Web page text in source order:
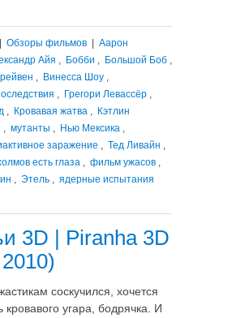
Обзоры фильмов
Аарон
Айя , Бобби , Большой Боб ,
, Винесса Шоу ,
, Грегори Левассёр ,
, Кровавая жатва , Кэтлин
, мутанты , Нью Мексика ,
заражение , Тед Ливайн ,
есть глаза , фильм ужасов ,
, Этель , ядерные испытания
3D | Piranha 3D
соскучился, хочется
кровавого угара, бодрячка. И